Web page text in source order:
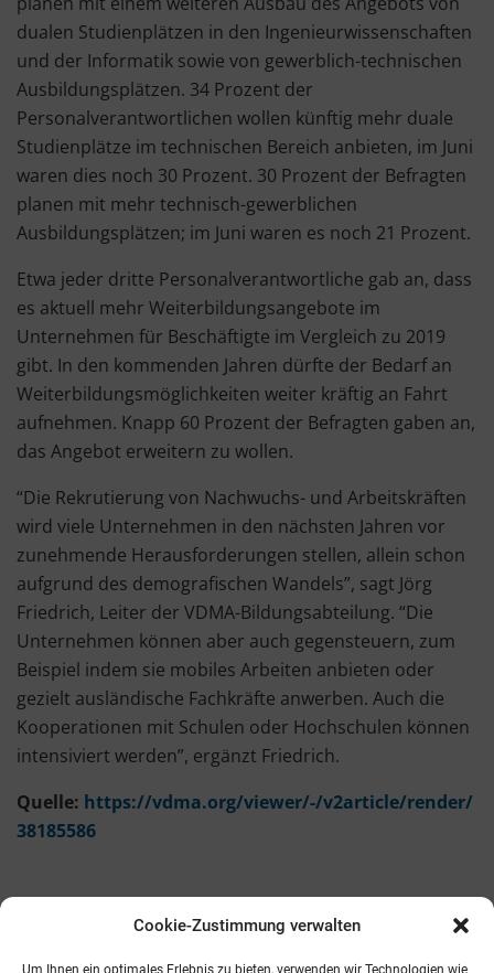
Cookie-Zustimmung verwalten
Um Ihnen ein optimales Erlebnis zu bieten, verwenden wir Technologien wie
dualen Studienplätzen in den Ingenieurwissenschaften
und der Informatik sowie von gewerblich-technischen
Ausbildungsplätzen. 34 Prozent der
Personalverantwortlichen wollen künftig mehr duale
Studienplätze im technischen Bereich anbieten, im Juni
waren dies noch 30 Prozent. 30 Prozent der Befragten
planen mit mehr technisch-gewerblichen
Ausbildungsplätzen; im Juni waren es noch 21 Prozent.
Etwa jeder dritte Personalverantwortliche gab an, dass
es aktuell mehr Weiterbildungsangebote im
Unternehmen für Beschäftigte im Vergleich zu 2019
gibt. In den kommenden Jahren dürfte der Bedarf an
Weiterbildungsmöglichkeiten weiter kräftig an Fahrt
aufnehmen. Knapp 60 Prozent der Befragten gaben an,
das Angebot erweitern zu wollen.
“Die Rekrutierung von Nachwuchs- und Arbeitskräften
wird viele Unternehmen in den nächsten Jahren vor
zunehmende Herausforderungen stellen, allein schon
aufgrund des demografischen Wandels”, sagt Jörg
Friedrich, Leiter der VDMA-Bildungsabteilung. “Die
Unternehmen können aber auch gegensteuern, zum
Beispiel indem sie mobiles Arbeiten anbieten oder
gezielt ausländische Fachkräfte anwerben. Auch die
Kooperationen mit Schulen oder Hochschulen können
intensiviert werden”, ergänzt Friedrich.
Quelle: https://vdma.org/viewer/-/v2article/render/
38185586
Kontakt AGB Fachmedien Cookie-Richtlinie (EU)